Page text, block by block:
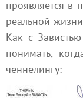
проявляется в
реальной
Как с
понимать,
ченнелингу: